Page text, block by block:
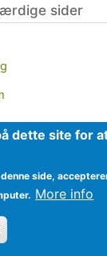
sider
dette site for
side,
More info